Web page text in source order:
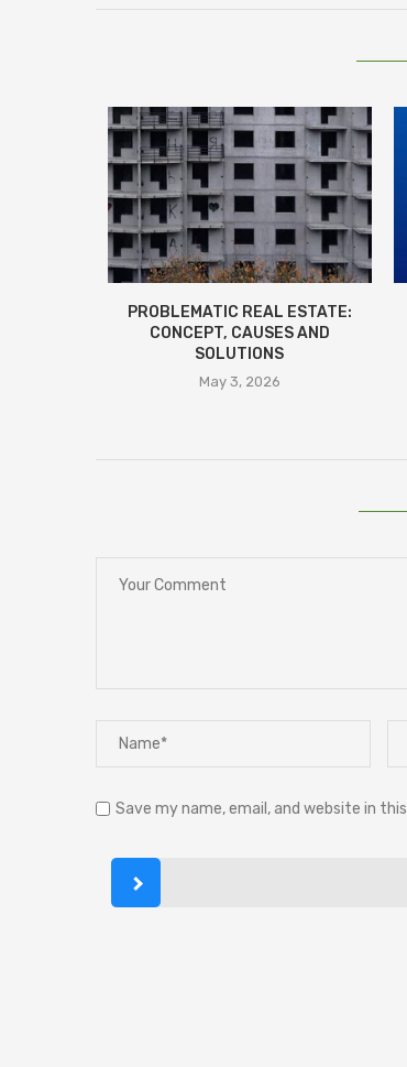
PROBLEMATIC REAL ESTATE:
CONCEPT, CAUSES AND
SOLUTIONS
May 3, 2026
Save my name, email, and website in